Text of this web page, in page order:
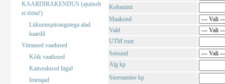
KAARDIRAKENDUS (ajutiselt
ei tööta!)
Liikumispiirangutega alad
kaardil
Viimased vaatlused
Kõik vaatlused
Kaitsealused liigid
Imetajad
Kohanimi
Maakond
Vald
UTM ruut
Seisund
Alg kp
Sisestamise kp